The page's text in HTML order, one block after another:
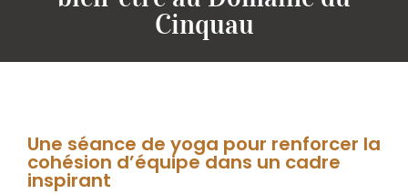
Cinquau
Une séance de yoga pour renforcer la
cohésion d’équipe dans un cadre
inspirant